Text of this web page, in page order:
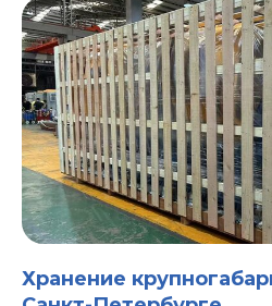
Хранение